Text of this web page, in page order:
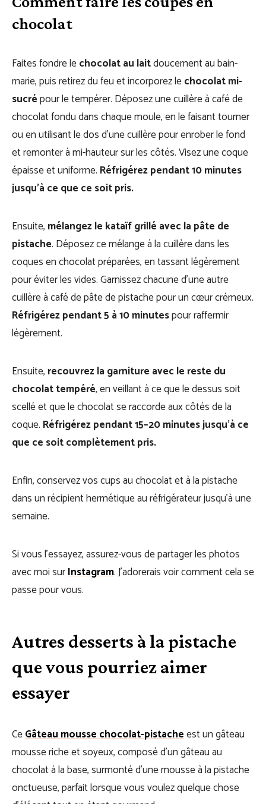
chocolat
Faites fondre lechocolat au laitdoucement au bain-
marie, puis retirez du feu et incorporez lechocolat mi-
sucrépour le tempérer. Déposez une cuillère à café de
chocolat fondu dans chaque moule, en le faisant tourner
ou en utilisant le dos d’une cuillère pour enrober le fond
et remonter à mi-hauteur sur les côtés. Visez une coque
épaisse et uniforme. Réfrigérez pendant 10 minutes
jusqu’à ce que ce soit pris.
Ensuite, mélangez le kataïf grillé avec la pâte de
pistache. Déposez ce mélange à la cuillère dans les
coques en chocolat préparées, en tassant légèrement
pour éviter les vides. Garnissez chacune d’une autre
cuillère à café de pâte de pistache pour un cœur crémeux.
Réfrigérez pendant 5 à 10 minutespour raffermir
légèrement.
Ensuite, recouvrez la garniture avec le reste du
chocolat tempéré, en veillant à ce que le dessus soit
scellé et que le chocolat se raccorde aux côtés de la
coque. Réfrigérez pendant 15–20 minutes jusqu’à ce
que ce soit complètement pris.
Enfin, conservez vos cups au chocolat et à la pistache
dans un récipient hermétique au réfrigérateur jusqu’à une
semaine.
Si vous l’essayez, assurez-vous de partager les photos
avec moi surInstagram. J’adorerais voir comment cela se
passe pour vous.
Autres desserts à la pistache
que vous pourriez aimer
essayer
CeGâteau mousse chocolat-pistacheest un gâteau
mousse riche et soyeux, composé d’un gâteau au
chocolat à la base, surmonté d’une mousse à la pistache
onctueuse, parfait lorsque vous voulez quelque chose